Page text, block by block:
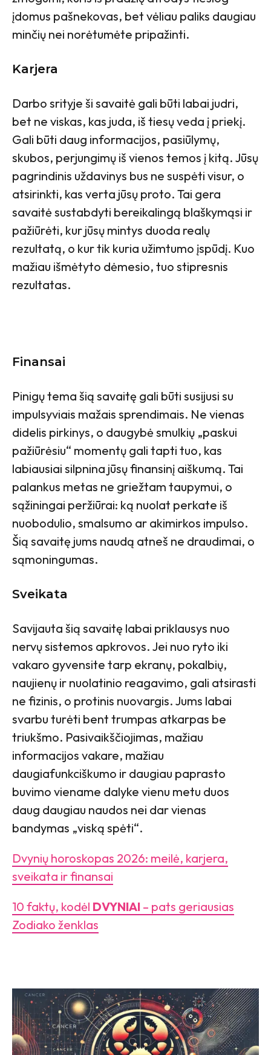
įdomus pašnekovas, bet vėliau paliks daugiau
minčių nei norėtumėte pripažinti.
Karjera
Darbo srityje ši savaitė gali būti labai judri,
bet ne viskas, kas juda, iš tiesų veda į priekį.
Gali būti daug informacijos, pasiūlymų,
skubos, perjungimų iš vienos temos į kitą. Jūsų
pagrindinis uždavinys bus ne suspėti visur, o
atsirinkti, kas verta jūsų proto. Tai gera
savaitė sustabdyti bereikalingą blaškymąsi ir
pažiūrėti, kur jūsų mintys duoda realų
rezultatą, o kur tik kuria užimtumo įspūdį. Kuo
mažiau išmėtyto dėmesio, tuo stipresnis
rezultatas.
Finansai
Pinigų tema šią savaitę gali būti susijusi su
impulsyviais mažais sprendimais. Ne vienas
didelis pirkinys, o daugybė smulkių „paskui
pažiūrėsiu“ momentų gali tapti tuo, kas
labiausiai silpnina jūsų finansinį aiškumą. Tai
palankus metas ne griežtam taupymui, o
sąžiningai peržiūrai: ką nuolat perkate iš
nuobodulio, smalsumo ar akimirkos impulso.
Šią savaitę jums naudą atneš ne draudimai, o
sąmoningumas.
Sveikata
Savijauta šią savaitę labai priklausys nuo
nervų sistemos apkrovos. Jei nuo ryto iki
vakaro gyvensite tarp ekranų, pokalbių,
naujienų ir nuolatinio reagavimo, gali atsirasti
ne fizinis, o protinis nuovargis. Jums labai
svarbu turėti bent trumpas atkarpas be
triukšmo. Pasivaikščiojimas, mažiau
informacijos vakare, mažiau
daugiafunkciškumo ir daugiau paprasto
buvimo viename dalyke vienu metu duos
daug daugiau naudos nei dar vienas
bandymas „viską spėti“.
Dvynių horoskopas 2026: meilė, karjera,
sveikata ir finansai
10 faktų, kodėl DVYNIAI – pats geriausias
Zodiako ženklas